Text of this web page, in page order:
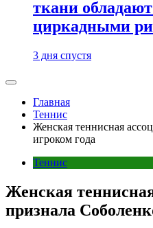
ткани
циркадными
3 дня спустя
Главная
Теннис
Женская теннисная
игроком года
Теннис
Женская
признала